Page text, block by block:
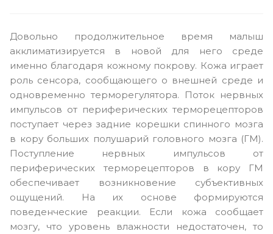
Довольно продолжительное время малыш
акклиматизируется в новой для него среде
именно благодаря кожному покрову. Кожа играет
роль сенсора, сообщающего о внешней среде и
одновременно терморегулятора. Поток нервных
импульсов от периферических терморецепторов
поступает через задние корешки спинного мозга
в кору больших полушарий головного мозга (ГМ).
Поступление нервных импульсов от
периферических терморецепторов в кору ГМ
обеспечивает возникновение субъективных
ощущений. На их основе формируются
поведенческие реакции. Если кожа сообщает
мозгу, что уровень влажности недостаточен, то